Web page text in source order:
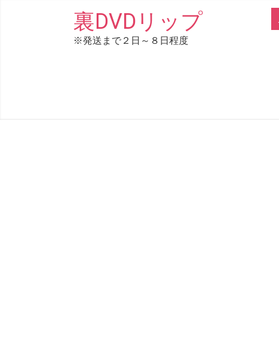
裏DVDリップ
※発送まで２日～８日程度